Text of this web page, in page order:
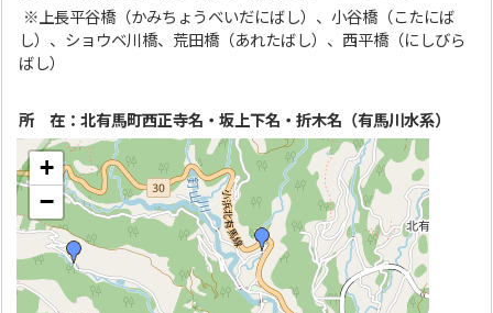
※上長平谷橋（かみちょうべいだにばし）、小谷橋（こたにば
し）、ショウベ川橋、荒田橋（あれたばし）、西平橋（にしびら
ばし）
所 在：北有馬町西正寺名・坂上下名・折木名（有馬川水系）